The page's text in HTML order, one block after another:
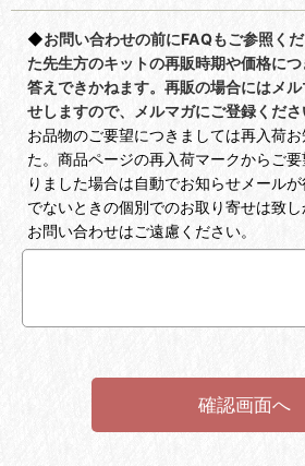
◆お問い合わせの前にFAQもご参照く
た先生方のキットの再販時期や価格に
答えできかねます。再販の場合にはメ
せしますので、メルマガにご登録くださ
お品物のご要望につきましては再入荷
た。商品ページの再入荷マークからご
りました場合は自動でお知らせメール
でないときの個別でのお取り寄せは致
お問い合わせはご遠慮ください。
確認画面へ